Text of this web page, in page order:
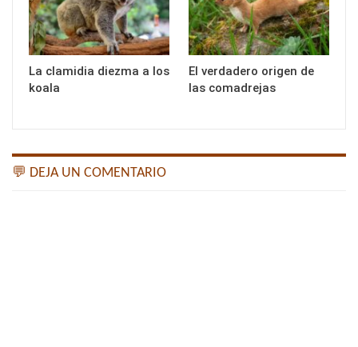
La clamidia diezma a los
koala
El verdadero origen de
las comadrejas
💬 DEJA UN COMENTARIO